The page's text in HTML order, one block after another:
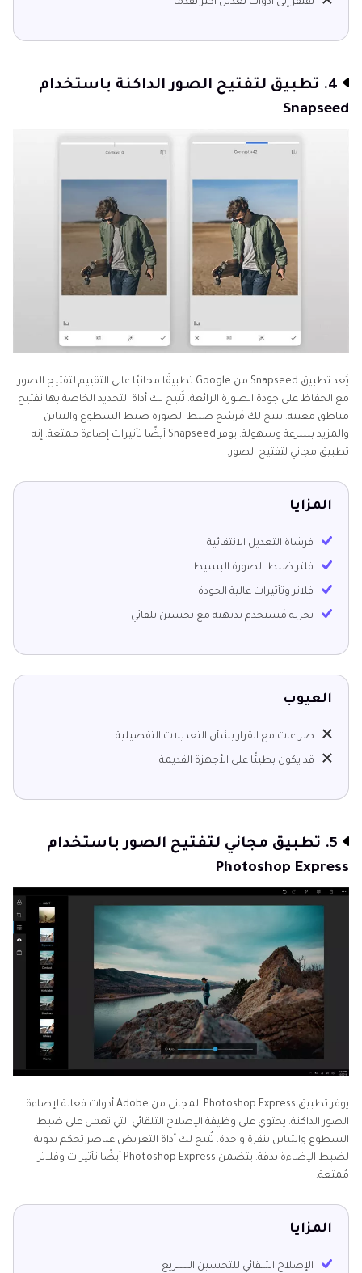
يفتقر إلى أدوات تعديل أكثر تقدمًا
4. تطبيق لتفتيح الصور الداكنة باستخدام
Snapseed
يُعد تطبيق Snapseed من Google تطبيقًا مجانيًا عالي التقييم لتفتيح الصور
مع الحفاظ على جودة الصورة الرائعة. تُتيح لك أداة التحديد الخاصة بها تفتيح
مناطق معينة. يتيح لك مُرشح ضبط الصورة ضبط السطوع والتباين
والمزيد بسرعة وسهولة. يوفر Snapseed أيضًا تأثيرات إضاءة ممتعة. إنه
تطبيق مجاني لتفتيح الصور.
المزايا
فرشاة التعديل الانتقائية
فلتر ضبط الصورة البسيط
فلاتر وتأثيرات عالية الجودة
تجربة مُستخدم بديهية مع تحسين تلقائي
العيوب
صراعات مع القرار بشأن التعديلات التفصيلية
قد يكون بطيئًا على الأجهزة القديمة
5. تطبيق مجاني لتفتيح الصور باستخدام
Photoshop Express
يوفر تطبيق Photoshop Express المجاني من Adobe أدوات فعالة لإضاءة
الصور الداكنة. يحتوي على وظيفة الإصلاح التلقائي التي تعمل على ضبط
السطوع والتباين بنقرة واحدة. تُتيح لك أداة التعريض عناصر تحكم يدوية
لضبط الإضاءة بدقة. يتضمن Photoshop Express أيضًا تأثيرات وفلاتر
مُمتعة.
المزايا
الإصلاح التلقائي للتحسين السريع